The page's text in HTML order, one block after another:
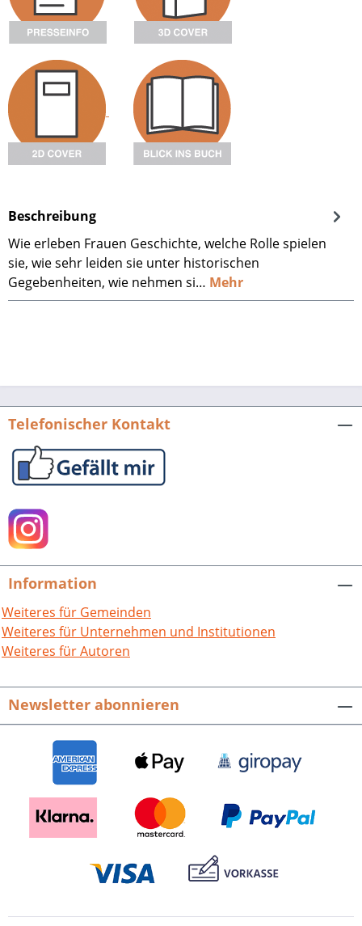
Beschreibung
Wie erleben Frauen Geschichte, welche Rolle spielen
sie, wie sehr leiden sie unter historischen
Gegebenheiten, wie nehmen si… Mehr
Telefonischer Kontakt
Information
Weiteres für Gemeinden
Weiteres für Unternehmen und Institutionen
Weiteres für Autoren
Newsletter abonnieren